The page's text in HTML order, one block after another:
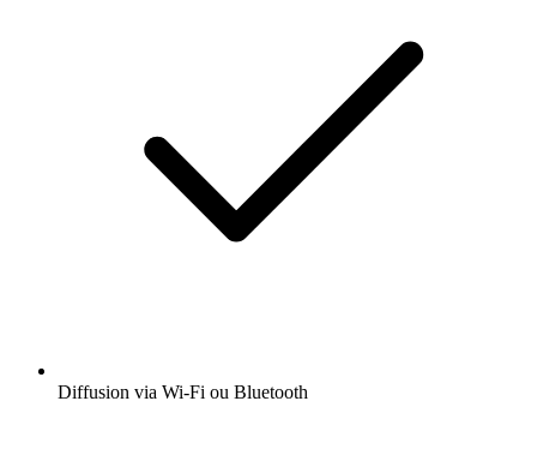
Diffusion via Wi-Fi ou Bluetooth